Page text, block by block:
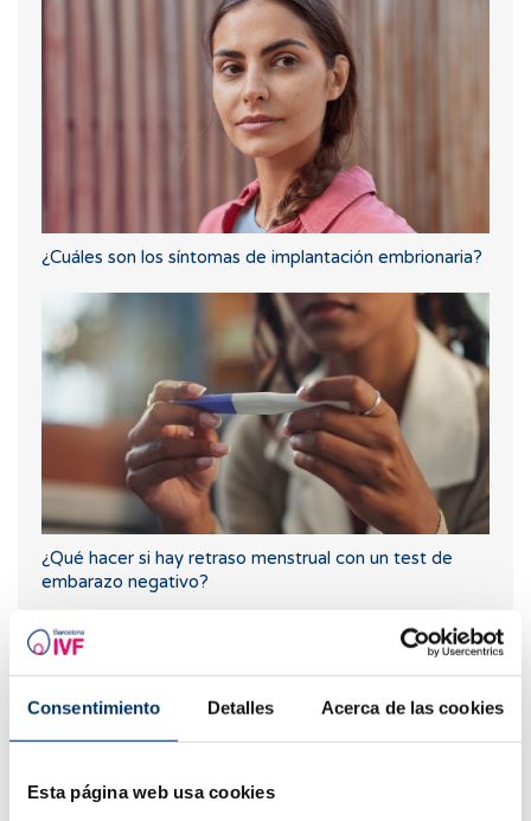
Consentimiento Detalles Acerca de las cookies
Esta página web usa cookies
¿Cuáles son los síntomas de implantación embrionaria?
¿Qué hacer si hay retraso menstrual con un test de
embarazo negativo?